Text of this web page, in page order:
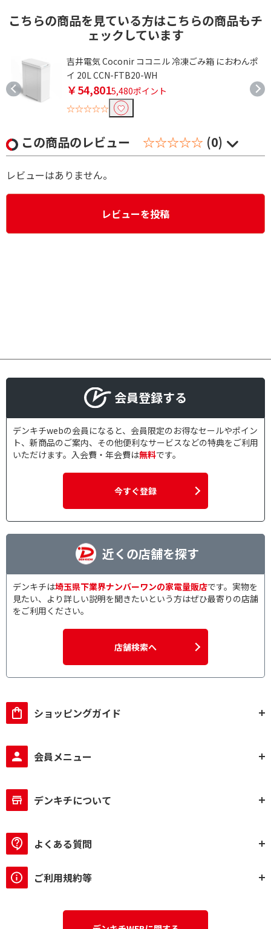
こちらの商品を見ている方はこちらの商品もチ
ェックしています
吉井電気 Coconir ココニル 冷凍ごみ箱 におわんポ
イ 20L CCN-FTB20-WH
￥54,8015,480ポイント
☆☆☆☆☆
この商品のレビュー ☆☆☆☆☆ (0)
レビューはありません。
レビューを投稿
会員登録する
デンキチwebの会員になると、会員限定のお得なセールやポイン
ト、新商品のご案内、その他便利なサービスなどの特典をご利用
いただけます。入会費・年会費は無料です。
今すぐ登録
近くの店舗を探す
デンキチは埼玉県下業界ナンバーワンの家電量販店です。実物を
見たい、より詳しい説明を聞きたいという方はぜひ最寄りの店舗
をご利用ください。
店舗検索へ
ショッピングガイド
会員メニュー
デンキチについて
よくある質問
ご利用規約等